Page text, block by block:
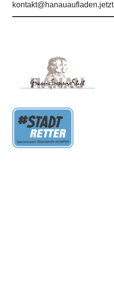
kontakt@hanauaufladen.jetzt